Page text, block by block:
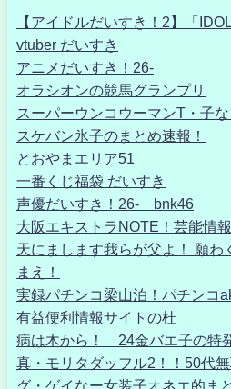
【アイドルだいすき！2】「
vtuber だいすき
アニメだいすき！26-
オラシオンの競馬グランプリ
スーパーウンコウーマンT・子な
スケバン氷子のまとめ速報！
とおやまエリア51
一番くじ福袋 だいすき
声優だいすき！26- bnk46
大阪エキストラNOTE！芸能情
天にまします我らが父よ！ 願わ
まえ！
実録パチンコ梁山泊！パチンコ
有益便利情報サイトの杜
病は木から！ 24金バエ子の特
真・モリタダッフル2！！50代
グ・ゲイなー女装子オネエ的ま